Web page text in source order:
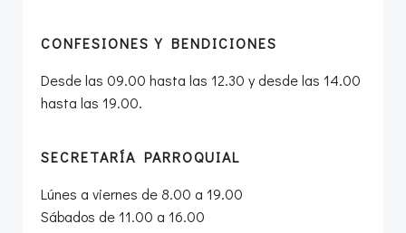
CONFESIONES Y BENDICIONES
Desde las 09.00 hasta las 12.30 y desde las 14.00
hasta las 19.00.
SECRETARÍA PARROQUIAL
Lúnes a viernes de 8.00 a 19.00
Sábados de 11.00 a 16.00